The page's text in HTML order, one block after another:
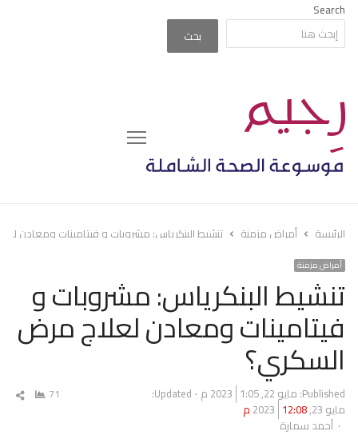
Search
بحث
Menu
الرئيسة أمراض مزمنة تنشيط البنكرياس: مشروبات و فيتامينات ومعادن
أمراض مزمنة
تنشيط البنكرياس: مشروبات و
فيتامينات ومعادن لعلاج مرض
السكري؟
Published: مايو 22, 2023 1:05 م
Updated:
مايو 23, 2023
12:08 م
Author
أحمد سمارة
71